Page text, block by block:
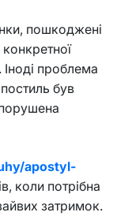
пошкоджені
проблема
був
apostyl-
коли потрібна
затримок.